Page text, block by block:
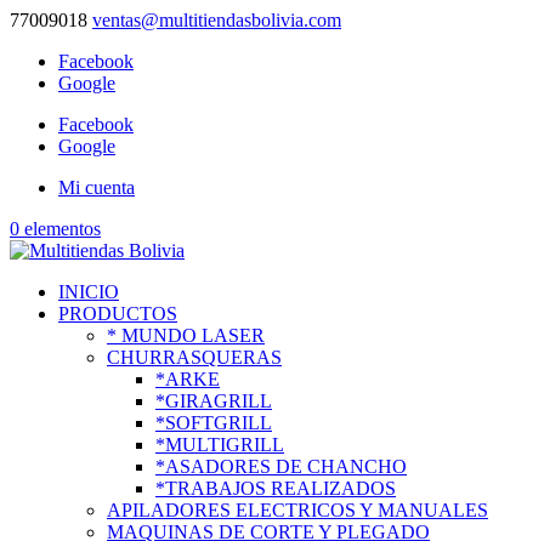
77009018 ventas@multitiendasbolivia.com
Facebook
Google
Facebook
Google
Mi cuenta
0 elementos
INICIO
PRODUCTOS
* MUNDO LASER
CHURRASQUERAS
*ARKE
*GIRAGRILL
*SOFTGRILL
*MULTIGRILL
*ASADORES DE CHANCHO
*TRABAJOS REALIZADOS
APILADORES ELECTRICOS Y MANUALES
MAQUINAS DE CORTE Y PLEGADO